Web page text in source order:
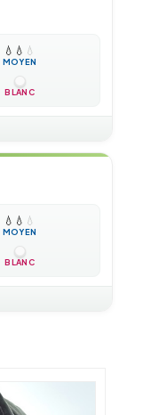
💧 💧 💧
MOYEN
BLANC
💧 💧 💧
MOYEN
BLANC